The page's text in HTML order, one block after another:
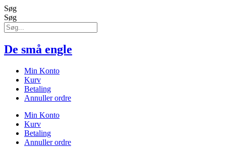
Søg
Søg
De små engle
Min Konto
Kurv
Betaling
Annuller ordre
Min Konto
Kurv
Betaling
Annuller ordre